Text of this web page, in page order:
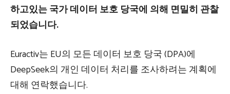
하고있는 국가 데이터 보호 당국에 의해 면밀히 관찰
되었습니다.
Euractiv는 EU의 모든 데이터 보호 당국 (DPA)에
DeepSeek의 개인 데이터 처리를 조사하려는 계획에
대해 연락했습니다.